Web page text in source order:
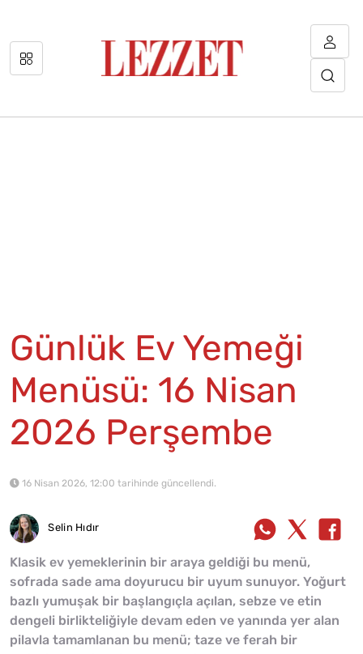
Günlük Ev Yemeği
Menüsü: 16 Nisan
2026 Perşembe
16 Nisan 2026, 12:00 tarihinde güncellendi.
Selin Hıdır
Klasik ev yemeklerinin bir araya geldiği bu menü,
sofrada sade ama doyurucu bir uyum sunuyor. Yoğurt
bazlı yumuşak bir başlangıçla açılan, sebze ve etin
dengeli birlikteliğiyle devam eden ve yanında yer alan
pilavla tamamlanan bu menü; taze ve ferah bir